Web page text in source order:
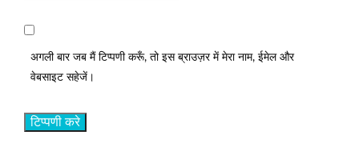
अगली बार जब मैं टिप्पणी करूँ, तो इस ब्राउज़र में मेरा नाम, ईमेल और
वेबसाइट सहेजें।